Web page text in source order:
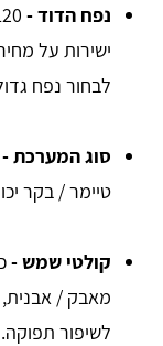
נפח הדוד -
ישירות על
לבחור נפח
סוג המערכת-
טיימר / בקר
קולטי שמש-
מאבק / אבנית,
לשיפור תפוקה.